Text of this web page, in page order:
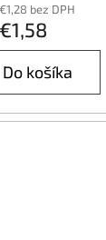
€1,28 bez DPH
€1,58
Do košíka